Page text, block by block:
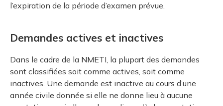
l’expiration de la période d’examen prévue.
Demandes actives et inactives
Dans le cadre de la NMETI, la plupart des demandes
sont classifiées soit comme actives, soit comme
inactives. Une demande est inactive au cours d’une
année civile donnée si elle ne donne lieu à aucune